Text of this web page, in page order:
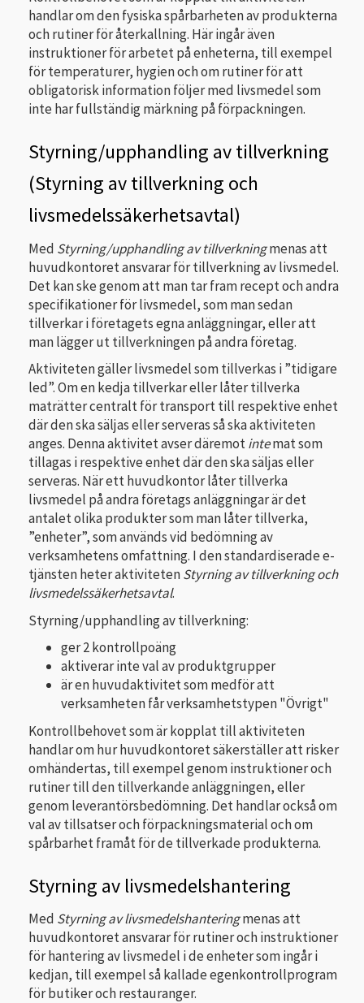
handlar om den fysiska spårbarheten av produkterna
och rutiner för återkallning. Här ingår även
instruktioner för arbetet på enheterna, till exempel
för temperaturer, hygien och om rutiner för att
obligatorisk information följer med livsmedel som
inte har fullständig märkning på förpackningen.
Styrning/upphandling av tillverkning
(Styrning av tillverkning och
livsmedelssäkerhetsavtal)
Med Styrning/upphandling av tillverkningmenas att
huvudkontoret ansvarar för tillverkning av livsmedel.
Det kan ske genom att man tar fram recept och andra
specifikationer för livsmedel, som man sedan
tillverkar i företagets egna anläggningar, eller att
man lägger ut tillverkningen på andra företag.
Aktiviteten gäller livsmedel som tillverkas i ”tidigare
led”. Om en kedja tillverkar eller låter tillverka
maträtter centralt för transport till respektive enhet
där den ska säljas eller serveras så ska aktiviteten
anges. Denna aktivitet avser däremotintemat som
tillagas i respektive enhet där den ska säljas eller
serveras. När ett huvudkontor låter tillverka
livsmedel på andra företags anläggningar är det
antalet olika produkter som man låter tillverka,
”enheter”, som används vid bedömning av
verksamhetens omfattning. I den standardiserade e-
tjänsten heter aktivitetenStyrning av tillverkning och
livsmedelssäkerhetsavtal.
Styrning/upphandling av tillverkning:
ger 2 kontrollpoäng
aktiverar inte val av produktgrupper
är en huvudaktivitet som medför att
verksamheten får verksamhetstypen "Övrigt"
Kontrollbehovet som är kopplat till aktiviteten
handlar om hur huvudkontoret säkerställer att risker
omhändertas, till exempel genom instruktioner och
rutiner till den tillverkande anläggningen, eller
genom leverantörsbedömning. Det handlar också om
val av tillsatser och förpackningsmaterial och om
spårbarhet framåt för de tillverkade produkterna.
Styrning av livsmedelshantering
Med Styrning av livsmedelshanteringmenas att
huvudkontoret ansvarar för rutiner och instruktioner
för hantering av livsmedel i de enheter som ingår i
kedjan, till exempel så kallade egenkontrollprogram
för butiker och restauranger.